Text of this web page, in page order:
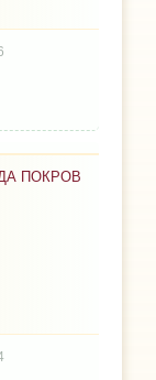
ПОКРОВ